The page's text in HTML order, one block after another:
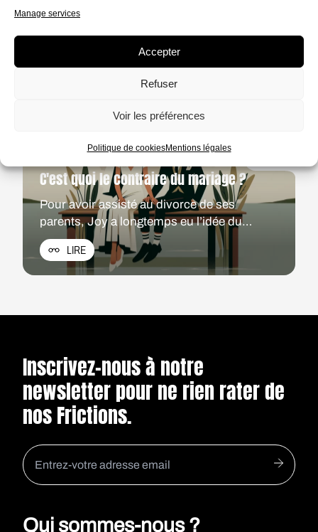
Manage services
Accepter
Refuser
Voir les préférences
Politique de cookiesMentions légales
En face de Sam l’Américain, il y a Joy la
Parisienne. Un père et une fille, tous les
deux immigrés de la première génération.
ÉCOUTER
C'est quoi le contraire du mariage ?
Pour avoir assisté au divorce de ses
parents, Joy a longtemps eu l’idée du
mariage en horreur. Pourtant, aujourd'hui,
c'est le sien qu'elle s’apprête à célébrer.
LIRE
Inscrivez-nous à notre
newsletter pour ne rien rater de
nos Frictions.
Qui sommes-nous ?